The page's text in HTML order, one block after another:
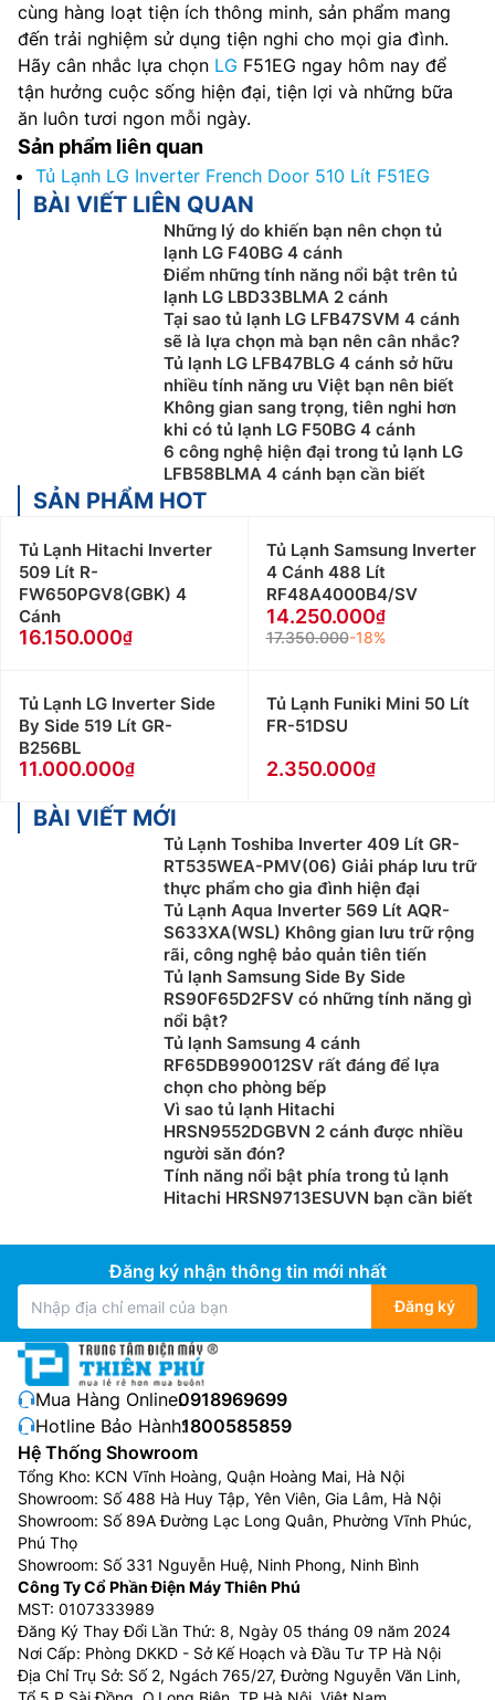
cùng hàng loạt tiện ích thông minh, sản phẩm mang
đến trải nghiệm sử dụng tiện nghi cho mọi gia đình.
Hãy cân nhắc lựa chọn LG F51EG ngay hôm nay để
tận hưởng cuộc sống hiện đại, tiện lợi và những bữa
ăn luôn tươi ngon mỗi ngày.
Sản phẩm liên quan
Tủ Lạnh LG Inverter French Door 510 Lít F51EG
BÀI VIẾT LIÊN QUAN
Những lý do khiến bạn nên chọn tủ
lạnh LG F40BG 4 cánh
Điểm những tính năng nổi bật trên tủ
lạnh LG LBD33BLMA 2 cánh
Tại sao tủ lạnh LG LFB47SVM 4 cánh
sẽ là lựa chọn mà bạn nên cân nhắc?
Tủ lạnh LG LFB47BLG 4 cánh sở hữu
nhiều tính năng ưu Việt bạn nên biết
Không gian sang trọng, tiên nghi hơn
khi có tủ lạnh LG F50BG 4 cánh
6 công nghệ hiện đại trong tủ lạnh LG
LFB58BLMA 4 cánh bạn cần biết
SẢN PHẨM HOT
Tủ Lạnh Hitachi Inverter
509 Lít R-
FW650PGV8(GBK) 4
Cánh
16.150.000
Tủ Lạnh Samsung Inverter
4 Cánh 488 Lít
RF48A4000B4/SV
14.250.000
17.350.000-18%
Tủ Lạnh LG Inverter Side
By Side 519 Lít GR-
B256BL
11.000.000
Tủ Lạnh Funiki Mini 50 Lít
FR-51DSU
2.350.000
BÀI VIẾT MỚI
Tủ Lạnh Toshiba Inverter 409 Lít GR-
RT535WEA-PMV(06) Giải pháp lưu trữ
thực phẩm cho gia đình hiện đại
Tủ Lạnh Aqua Inverter 569 Lít AQR-
S633XA(WSL) Không gian lưu trữ rộng
rãi, công nghệ bảo quản tiên tiến
Tủ lạnh Samsung Side By Side
RS90F65D2FSV có những tính năng gì
nổi bật?
Tủ lạnh Samsung 4 cánh
RF65DB990012SV rất đáng để lựa
chọn cho phòng bếp
Vì sao tủ lạnh Hitachi
HRSN9552DGBVN 2 cánh được nhiều
người săn đón?
Tính năng nổi bật phía trong tủ lạnh
Hitachi HRSN9713ESUVN bạn cần biết
Đăng ký nhận thông tin mới nhất
Đăng ký
Mua Hàng Online:0918969699
Hotline Bảo Hành:1800585859
Hệ Thống Showroom
Tổng Kho: KCN Vĩnh Hoàng, Quận Hoàng Mai, Hà Nội
Showroom: Số 488 Hà Huy Tập, Yên Viên, Gia Lâm, Hà Nội
Showroom: Số 89A Đường Lạc Long Quân, Phường Vĩnh Phúc,
Phú Thọ
Showroom: Số 331 Nguyễn Huệ, Ninh Phong, Ninh Bình
Công Ty Cổ Phần Điện Máy Thiên Phú
MST: 0107333989
Đăng Ký Thay Đổi Lần Thứ: 8, Ngày 05 tháng 09 năm 2024
Nơi Cấp: Phòng DKKD - Sở Kế Hoạch và Đầu Tư TP Hà Nội
Địa Chỉ Trụ Sở: Số 2, Ngách 765/27, Đường Nguyễn Văn Linh,